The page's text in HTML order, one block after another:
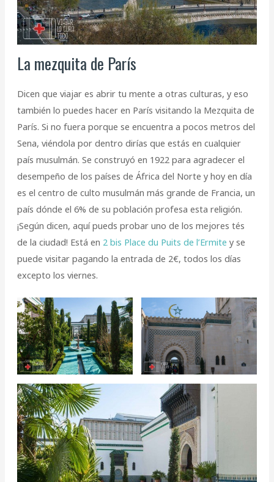
La mezquita de París
Dicen que viajar es abrir tu mente a otras culturas, y eso
también lo puedes hacer en París visitando la Mezquita de
París. Si no fuera porque se encuentra a pocos metros del
Sena, viéndola por dentro dirías que estás en cualquier
país musulmán. Se construyó en 1922 para agradecer el
desempeño de los países de África del Norte y hoy en día
es el centro de culto musulmán más grande de Francia, un
país dónde el 6% de su población profesa esta religión.
¡Según dicen, aquí pueds probar uno de los mejores tés
de la ciudad! Está en 2 bis Place du Puits de l’Ermite y se
puede visitar pagando la entrada de 2€, todos los días
excepto los viernes.